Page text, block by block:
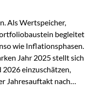
Als Wertspeicher,
begleitet
wie Inflationsphasen.
Jahr 2025 stellt sich
2026 einzuschätzen,
Jahresauftakt nach